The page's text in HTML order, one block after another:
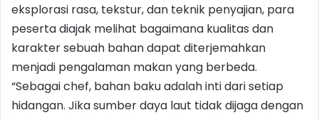
eksplorasi rasa, tekstur, dan teknik penyajian, para
peserta diajak melihat bagaimana kualitas dan
karakter sebuah bahan dapat diterjemahkan
menjadi pengalaman makan yang berbeda.
“Sebagai chef, bahan baku adalah inti dari setiap
hidangan. Jika sumber daya laut tidak dijaga dengan